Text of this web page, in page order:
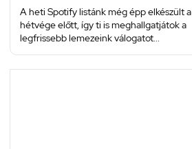
A heti Spotify listánk még épp elkészült a
hétvége előtt, így ti is meghallgatjátok a
legfrissebb lemezeink válogatot...